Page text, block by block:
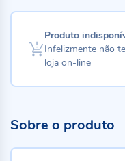
Produto
Infelizmente não
loja on-line
Sobre o produto